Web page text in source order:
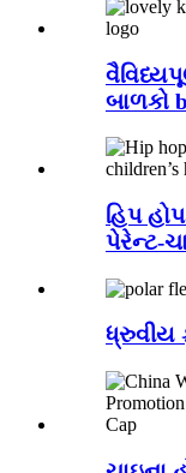
બાળકો
હિપ
પેરેન્ટ-
ધ્રુવીય